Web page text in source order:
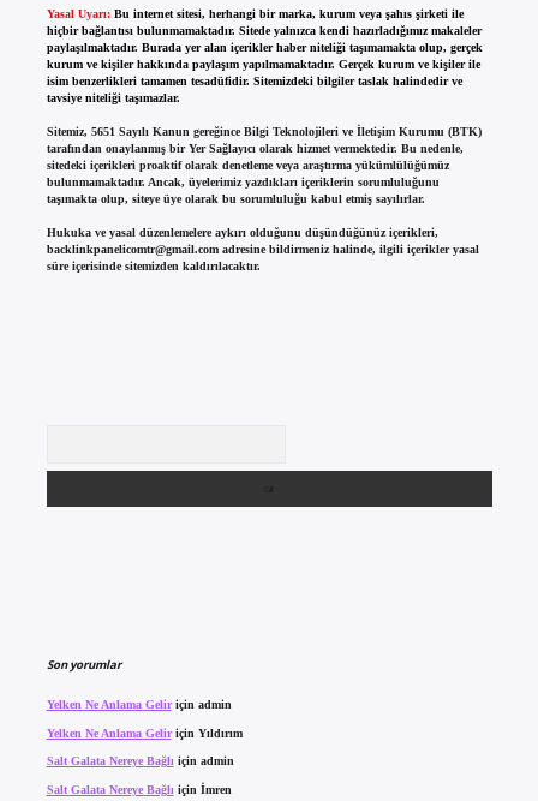
Yasal Uyarı: Bu internet sitesi, herhangi bir marka, kurum veya şahıs şirketi ile
hiçbir bağlantısı bulunmamaktadır. Sitede yalnızca kendi hazırladığımız makaleler
paylaşılmaktadır. Burada yer alan içerikler haber niteliği taşımamakta olup, gerçek
kurum ve kişiler hakkında paylaşım yapılmamaktadır. Gerçek kurum ve kişiler ile
isim benzerlikleri tamamen tesadüfidir. Sitemizdeki bilgiler taslak halindedir ve
tavsiye niteliği taşımazlar.
Sitemiz, 5651 Sayılı Kanun gereğince Bilgi Teknolojileri ve İletişim Kurumu (BTK)
tarafından onaylanmış bir Yer Sağlayıcı olarak hizmet vermektedir. Bu nedenle,
sitedeki içerikleri proaktif olarak denetleme veya araştırma yükümlülüğümüz
bulunmamaktadır. Ancak, üyelerimiz yazdıkları içeriklerin sorumluluğunu
taşımakta olup, siteye üye olarak bu sorumluluğu kabul etmiş sayılırlar.
Hukuka ve yasal düzenlemelere aykırı olduğunu düşündüğünüz içerikleri,
backlinkpanelicomtr@gmail.comadresine bildirmeniz halinde, ilgili içerikler yasal
süre içerisinde sitemizden kaldırılacaktır.
Son yorumlar
Yelken Ne Anlama Geliriçin admin
Yelken Ne Anlama Geliriçin Yıldırım
Salt Galata Nereye Bağlıiçin admin
Salt Galata Nereye Bağlı için İmren